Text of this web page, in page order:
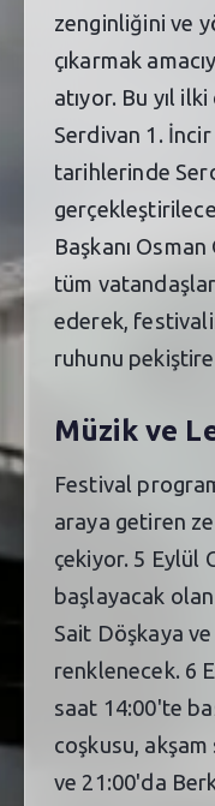
zenginliğini ve
çıkarmak
atıyor. Bu yıl
Serdivan 1.
tarihlerinde
Başkanı Osman
tüm
ederek,
ruhunu
Müzik ve
Festival
araya getiren
çekiyor. 5 Eylül
başlayacak
Sait Döşkaya
renklenecek. 6
saat 14:00'te
coşkusu,
ve 21:00'da